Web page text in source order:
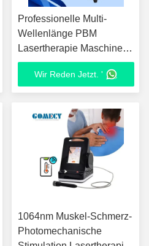
Professionelle Multi-
Wellenlänge PBM
Lasertherapie Maschine
650nm 810nm 980nm
1064nm LLLT
Physiotherapie-
Wir Reden Jetzt. '
1064nm Muskel-Schmerz-
Photomechanische